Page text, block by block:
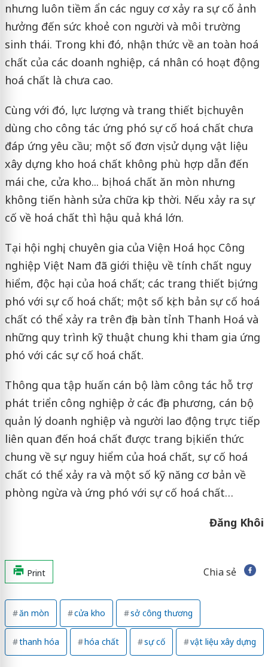
nhưng luôn tiềm ẩn các nguy cơ xảy ra sự cố ảnh
hưởng đến sức khoẻ con người và môi trường
sinh thái. Trong khi đó, nhận thức về an toàn hoá
chất của các doanh nghiệp, cá nhân có hoạt động
hoá chất là chưa cao.
Cùng với đó, lực lượng và trang thiết bị chuyên
dùng cho công tác ứng phó sự cố hoá chất chưa
đáp ứng yêu cầu; một số đơn vị sử dụng vật liệu
xây dựng kho hoá chất không phù hợp dẫn đến
mái che, cửa kho... bị hoá chất ăn mòn nhưng
không tiến hành sửa chữa kịp thời. Nếu xảy ra sự
cố về hoá chất thì hậu quả khá lớn.
Tại hội nghị, chuyên gia của Viện Hoá học Công
nghiệp Việt Nam đã giới thiệu về tính chất nguy
hiểm, độc hại của hoá chất; các trang thiết bị ứng
phó với sự cố hoá chất; một số kịch bản sự cố hoá
chất có thể xảy ra trên địa bàn tỉnh Thanh Hoá và
những quy trình kỹ thuật chung khi tham gia ứng
phó với các sự cố hoá chất.
Thông qua tập huấn cán bộ làm công tác hỗ trợ
phát triển công nghiệp ở các địa phương, cán bộ
quản lý doanh nghiệp và người lao động trực tiếp
liên quan đến hoá chất được trang bị kiến thức
chung về sự nguy hiểm của hoá chất, sự cố hoá
chất có thể xảy ra và một số kỹ năng cơ bản về
phòng ngừa và ứng phó với sự cố hoá chất…
Đăng Khôi
Print Chia sẻ
ăn mòn cửa kho sở công thương
thanh hóa hóa chất sự cố vật liệu xây dựng